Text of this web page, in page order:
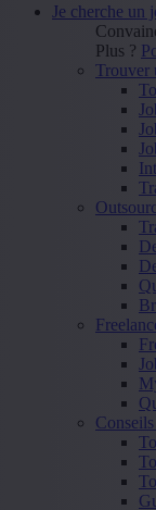
Je cherche un
Plus ?
Trouver